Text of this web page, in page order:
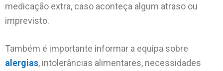
medicação extra, caso aconteça algum atraso ou
imprevisto.
Também é importante informar a equipa sobre
alergias, intolerâncias alimentares, necessidades